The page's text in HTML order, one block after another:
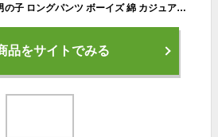
[Enfants Chéris] 子供服 男の子 ロングパンツ ボーイズ 綿 カジュアル 無地 ジュニア 長ズボン ストレッチ ウェストゴム 黒 160
品をサイトでみる